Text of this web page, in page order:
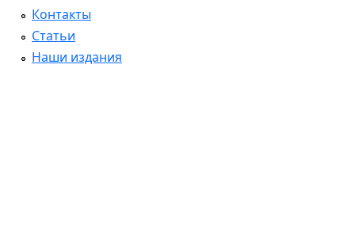
Контакты
Статьи
Наши издания